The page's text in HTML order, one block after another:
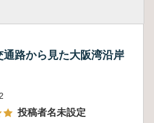
通路から見た大阪湾沿岸
投稿者名未設定